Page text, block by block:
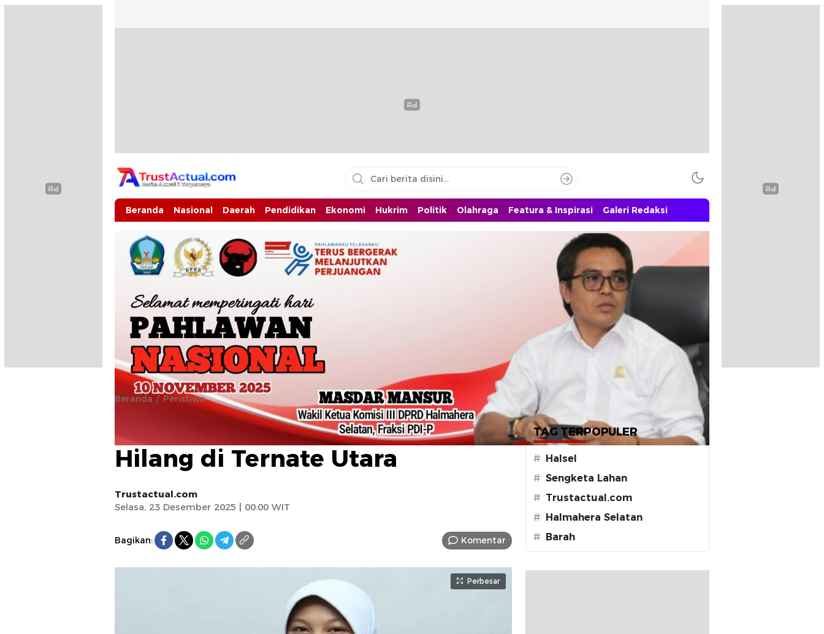
Trustactual.com
Aktual dan Terpercaya
Beranda Nasional Daerah Pendidikan Ekonomi Hukrim Politik Olahraga Featura & Inspirasi Galeri Redaksi
Beranda Peristiwa
Seorang Siswi SMP Dilaporkan
Hilang di Ternate Utara
Trustactual.com
Selasa, 23 Desember 2025 | 00:00 WIT
Bagikan: Komentar
Perbesar
TAG TERPOPULER
# Halsel
# Sengketa Lahan
# Trustactual.com
# Halmahera Selatan
# Barah